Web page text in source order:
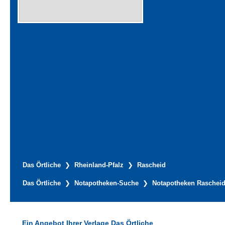
Das Örtliche Rheinland-Pfalz Rascheid
Das Örtliche Notapotheken-Suche Notapotheken Rascheid
Ein Angebot Ihrer Verlage Das Örtliche